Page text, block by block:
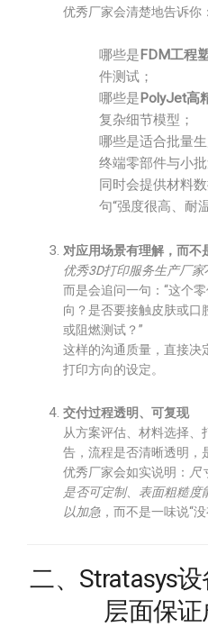
优秀厂家会清楚地告诉你：
哪些是FDM工程
件测试；
哪些是PolyJet高
复杂细节模型；
哪些是适合批量
终端零部件与小批
同时会提供材料
句“强度很高、耐
对应用场景有理解，而不
优秀3D打印服务生产厂家
而是会追问一句：“这个
向？是否要接触皮肤或口
或阻燃测试？”
这样的沟通质量，直接决
打印方向的设定。
交付过程透明、可复现
从方案评估、材料选择、
告，流程是否清晰透明，
优秀厂家会如实说明： 尺
是否可定制、表面粗糙
以加急 ，而不是一味说“没
二、Stratasys
层面保